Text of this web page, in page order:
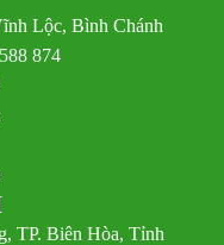
Lộc, Bình Chánh
874
TP. Biên Hòa, Tỉnh